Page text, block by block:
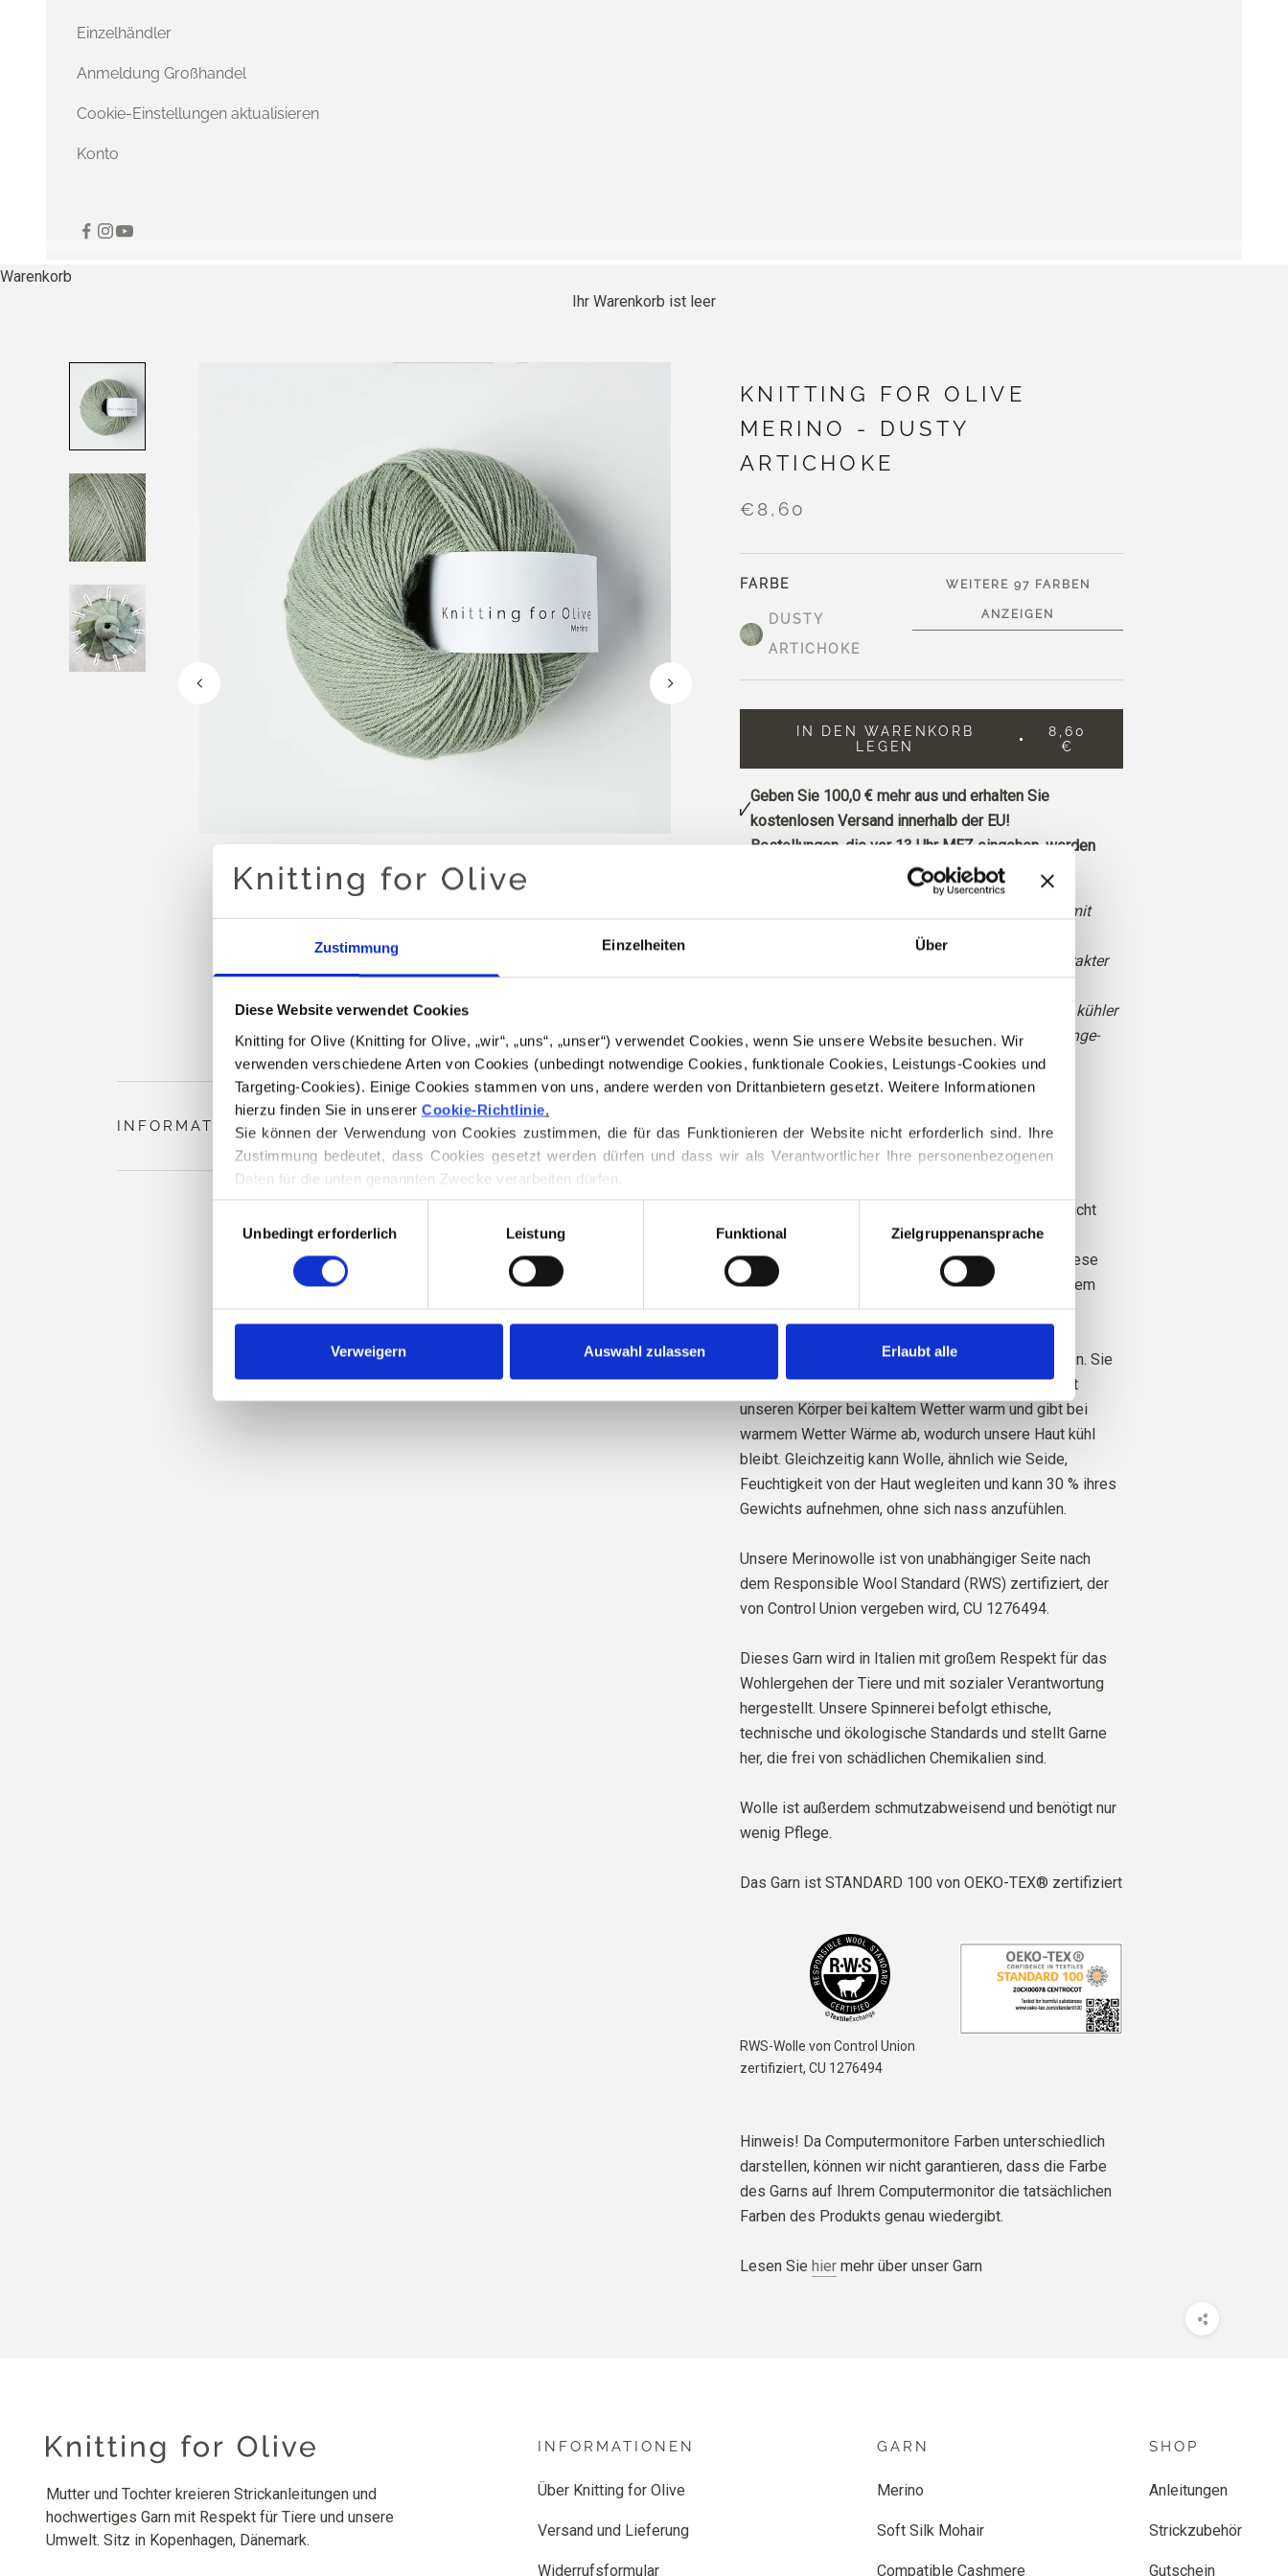
Zustimmung Einzelheiten Über
Diese Website verwendet Cookies
Knitting for Olive (Knitting for Olive, „wir“, „uns“, „unser“) verwendet Cookies, wenn Sie unsere Website besuchen. Wir
verwenden verschiedene Arten von Cookies (unbedingt notwendige Cookies, funktionale Cookies, Leistungs-Cookies und
Targeting-Cookies). Einige Cookies stammen von uns, andere werden von Drittanbietern gesetzt. Weitere Informationen
hierzu finden Sie in unserer Cookie-Richtlinie.
Sie können der Verwendung von Cookies zustimmen, die für das Funktionieren der Website nicht erforderlich sind. Ihre
Zustimmung bedeutet, dass Cookies gesetzt werden dürfen und dass wir als Verantwortlicher Ihre personenbezogenen
Daten für die unten genannten Zwecke verarbeiten dürfen.
Sie können Ihre Einwilligung jederzeit über unsere Cookie-Richtlinie, wo Sie auch Informationen zum Blockieren und
Löschen von Cookies finden.
Unbedingt erforderlich Leistung Funktional Zielgruppenansprache
Verweigern Auswahl zulassen Erlaubt alle
Einzelhändler
Anmeldung Großhandel
Cookie-Einstellungen aktualisieren
Konto
Warenkorb
Ihr Warenkorb ist leer
KNITTING FOR OLIVE
MERINO - DUSTY
ARTICHOKE
€8,60
FARBE
DUSTY
ARTICHOKE
WEITERE 97 FARBEN
ANZEIGEN
IN DEN WARENKORB
LEGEN
8,60
€
Geben Sie 100,0 €mehr aus und erhalten Sie
kostenlosen Versand innerhalb der EU!
Bestellungen, die vor 13 Uhr MEZ eingehen, werden
noch am selben Tag versandt.
Dusty Artichoke ein gedämpftes, staubiges Grün mit
neutral-kühlen Untertönen.
Die Farbe hat einen weichen, leicht minzigen Charakter
Im Vergleich zu Eucalyptus ist er etwas heller und kühler
und weist eine einheitliche Farbe statt eines Melange-
Effekts auf.
Farbsaison: Sanfter Sommer
Patagonien gezüchtet wurden, wo das Mulesing nicht
praktiziert wird. Die Wolle kann direkt zu der Farm
zurückverfolgt werden, von der sie stammt. Auf diese
Weise wissen wir genau, von welcher Farm, welchem
Bauern und welchem Schaf unsere Wolle stammt.
Merinowolle hat viele hervorragende Eigenschaften. Sie
ist temperaturregulierend. Das heißt, die Wolle hält
unseren Körper bei kaltem Wetter warm und gibt bei
warmem Wetter Wärme ab, wodurch unsere Haut kühl
bleibt. Gleichzeitig kann Wolle, ähnlich wie Seide,
Feuchtigkeit von der Haut wegleiten und kann 30 % ihres
Gewichts aufnehmen, ohne sich nass anzufühlen.
Unsere Merinowolle ist von unabhängiger Seite nach
dem Responsible Wool Standard (RWS) zertifiziert, der
von Control Union vergeben wird, CU 1276494.
Dieses Garn wird in Italien mit großem Respekt für das
Wohlergehen der Tiere und mit sozialer Verantwortung
hergestellt. Unsere Spinnerei befolgt ethische,
technische und ökologische Standards und stellt Garne
her, die frei von schädlichen Chemikalien sind.
Wolle ist außerdem schmutzabweisend und benötigt nur
wenig Pflege.
Das Garn ist STANDARD 100 von OEKO-TEX® zertifiziert
RWS-Wolle von Control Union
zertifiziert, CU 1276494
Hinweis! Da Computermonitore Farben unterschiedlich
darstellen, können wir nicht garantieren, dass die Farbe
des Garns auf Ihrem Computermonitor die tatsächlichen
Farben des Produkts genau wiedergibt.
Lesen Sie hier mehr über unser Garn
INFORMATIONEN ZUM PRODUKT
Mutter und Tochter kreieren Strickanleitungen und
hochwertiges Garn mit Respekt für Tiere und unsere
Umwelt. Sitz in Kopenhagen, Dänemark.
INFORMATIONEN
Über Knitting for Olive
Versand und Lieferung
Widerrufsformular
GARN
Merino
Soft Silk Mohair
Compatible Cashmere
SHOP
Anleitungen
Strickzubehör
Gutschein